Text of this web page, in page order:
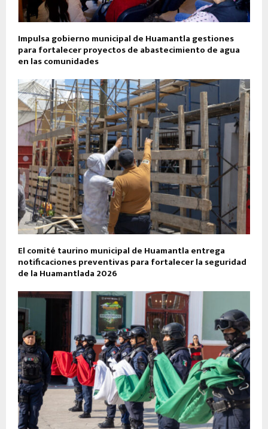
Impulsa gobierno municipal de Huamantla gestiones
para fortalecer proyectos de abastecimiento de agua
en las comunidades
El comité taurino municipal de Huamantla entrega
notificaciones preventivas para fortalecer la seguridad
de la Huamantlada 2026